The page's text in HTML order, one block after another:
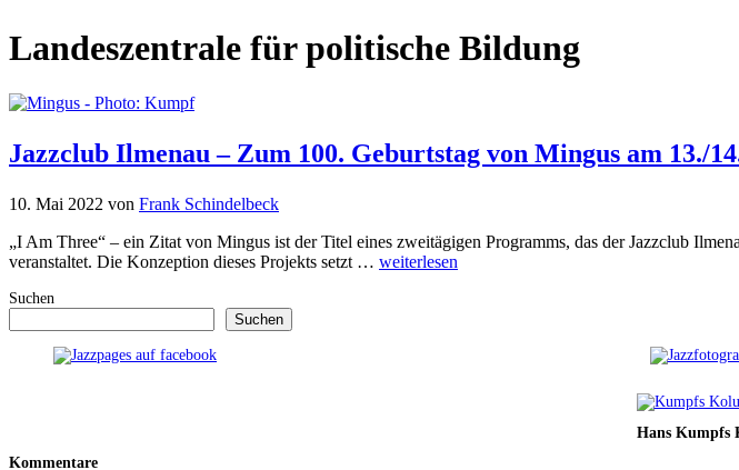
Landeszentrale für politische Bildung
Jazzclub Ilmenau – Zum 100. Geburtstag von Mingus am 13./
10. Mai 2022 von Frank Schindelbeck
„I Am Three“ – ein Zitat von Mingus ist der Titel eines zweitägigen Programms, das der Jazzclub
veranstaltet. Die Konzeption dieses Projekts setzt … weiterlesen
Suchen
Suchen
Hans Kumpfs
Kommentare